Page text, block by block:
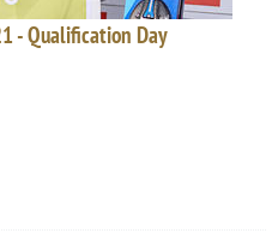
- Qualification Day